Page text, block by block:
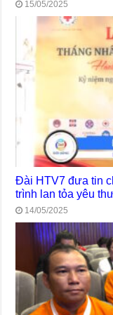
15/05/2025
Đài HTV7 đưa tin
trình lan tỏa yêu
14/05/2025